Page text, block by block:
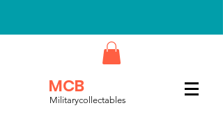
MCB
Militarycollectables